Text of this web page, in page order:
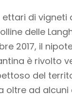
ettari di vigneti
delle
2017, il
è rivolto
del
oltre ad